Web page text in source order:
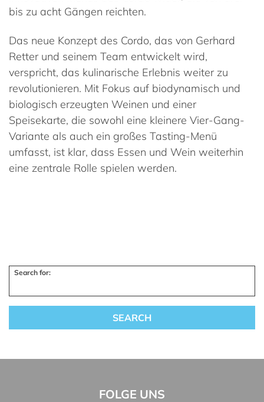
bis zu acht Gängen reichten​​​​.
Das neue Konzept des Cordo, das von Gerhard
Retter und seinem Team entwickelt wird,
verspricht, das kulinarische Erlebnis weiter zu
revolutionieren. Mit Fokus auf biodynamisch und
biologisch erzeugten Weinen und einer
Speisekarte, die sowohl eine kleinere Vier-Gang-
Variante als auch ein großes Tasting-Menü
umfasst, ist klar, dass Essen und Wein weiterhin
eine zentrale Rolle spielen werden​​.
Search for:
FOLGE UNS